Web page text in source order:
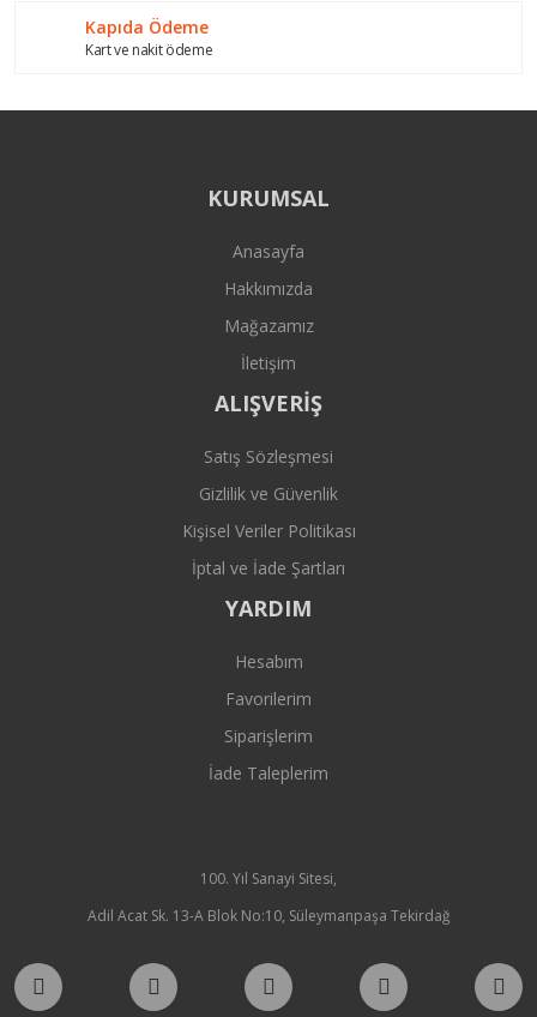
Kapıda Ödeme
Kart ve nakit ödeme
KURUMSAL
Anasayfa
Hakkımızda
Mağazamız
İletişim
ALIŞVERİŞ
Satış Sözleşmesi
Gizlilik ve Güvenlik
Kişisel Veriler Politikası
İptal ve İade Şartları
YARDIM
Hesabım
Favorilerim
Siparişlerim
İade Taleplerim
100. Yıl Sanayi Sitesi,
Adil Acat Sk. 13-A Blok No:10, Süleymanpaşa Tekirdağ